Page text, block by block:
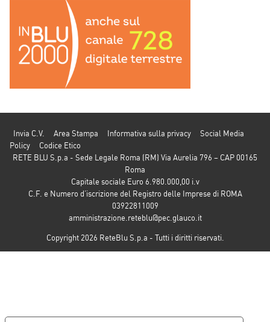
Invia C.V. Area Stampa Informativa sulla privacy
Social Media
Policy
Codice Etico
RETE BLU S.p.a - Sede Legale Roma (RM) Via Aurelia 796 – CAP 00165
Roma
Capitale sociale Euro 6.980.000,00 i.v
C.F. e Numero d’iscrizione del Registro delle Imprese di ROMA
03922811009
amministrazione.reteblu@pec.glauco.it
Copyright 2026 ReteBlu S.p.a - Tutti i diritti riservati.